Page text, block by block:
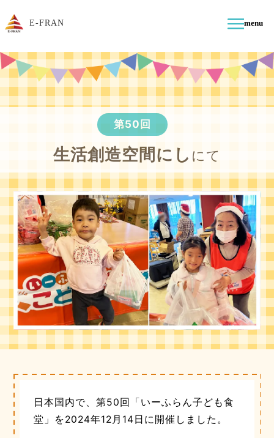
E-FRAN menu
第50回
生活創造空間にし にて
日本国内で、第50回「いーふらん子ども食
堂」を2024年12月14日に開催しました。